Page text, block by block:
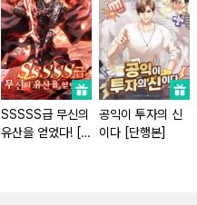
SSSSS급 무신의
유산을 얻었다! [단
공익이 투자의 신
이다 [단행본]